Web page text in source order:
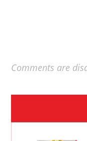
Comments are